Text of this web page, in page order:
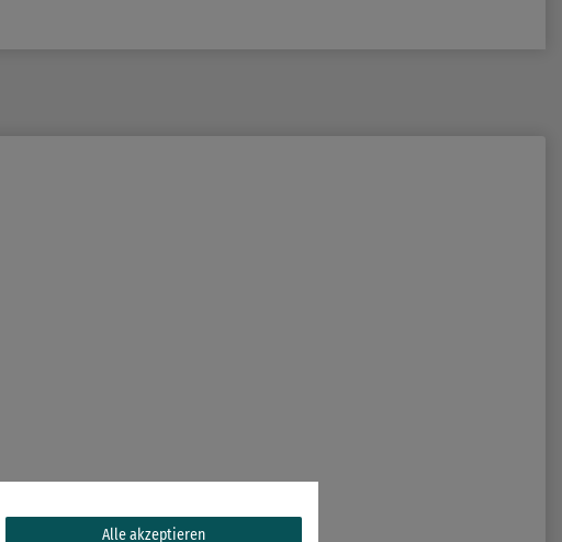
Alle akzeptieren